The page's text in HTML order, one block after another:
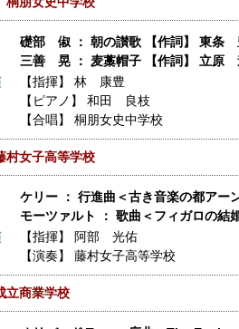
礎部 俶 ： 朝の讃歌 【作詞】 東条
三善 晃 ： 麦藁帽子 【作詞】 立原
【指揮】林 康豊
【ピアノ】和田 良枝
【合唱】桐朋女史中学校
女子高等学校
ケリー ： 行進曲＜古き音楽の都アー
モーツァルト ： 歌曲＜フィガロの結
【指揮】
阿部 光佑
【演奏】藤村女子高等学校
商業学校